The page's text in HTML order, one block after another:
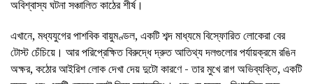
অবিশ্বাস্য ঘটনা সঞ্চালিত কাঠের শীর্ষ।
এখানে, মধ্যযুগের পাশবিক বায়ুমণ্ডল, একটি শব্দ মাধ্যমে বিস্ফোরিত লোকেরা বের
টোস্ট চেঁচিয়ে। আর পরিপ্রেক্ষিত বিরুদ্ধে দ্রুত আতিথ্য দলগুলোর পর্যায়ক্রমে রঙিন
অক্ষর, কঠোর আইরিশ লোক দেখা দেয় দুটো কারণে - তার মুখে রাগ অভিব্যক্তি, একটি